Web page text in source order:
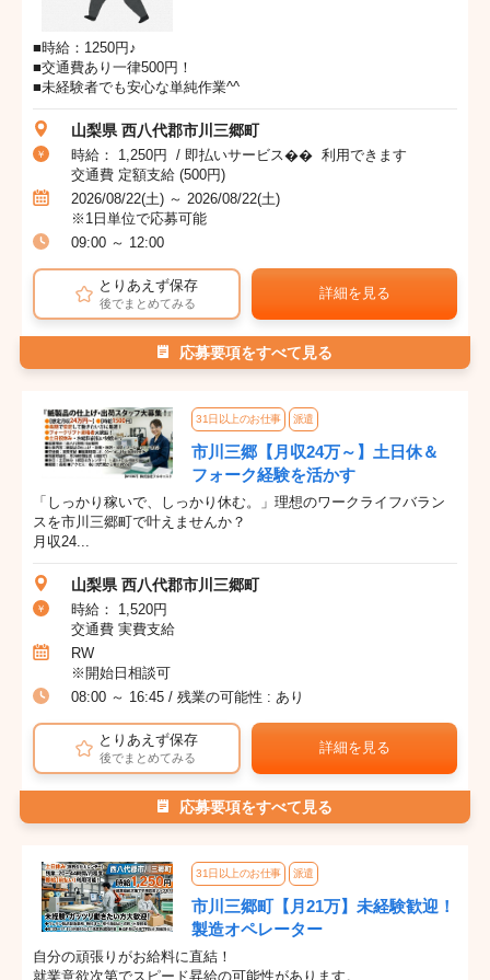
■時給：1250円♪
■交通費あり一律500円！
■未経験者でも安心な単純作業^^
山梨県 西八代郡市川三郷町
時給： 1,250円 / 即払いサービス�� 利用できます
交通費 定額支給 (500円)
2026/08/22(土) ～ 2026/08/22(土)
※1日単位で応募可能
09:00 ～ 12:00
とりあえず保存
後でまとめてみる
詳細を見る
応募要項をすべて見る
31日以上のお仕事 派遣
市川三郷【月収24万～】土日休＆
フォーク経験を活かす
「しっかり稼いで、しっかり休む。」理想のワークライフバラン
スを市川三郷町で叶えませんか？
月収24...
山梨県 西八代郡市川三郷町
時給： 1,520円
交通費 実費支給
RW
※開始日相談可
08:00 ～ 16:45 / 残業の可能性 : あり
とりあえず保存
後でまとめてみる
詳細を見る
応募要項をすべて見る
31日以上のお仕事 派遣
市川三郷町【月21万】未経験歓迎！
製造オペレーター
自分の頑張りがお給料に直結！
就業意欲次第でスピード昇給の可能性があります。